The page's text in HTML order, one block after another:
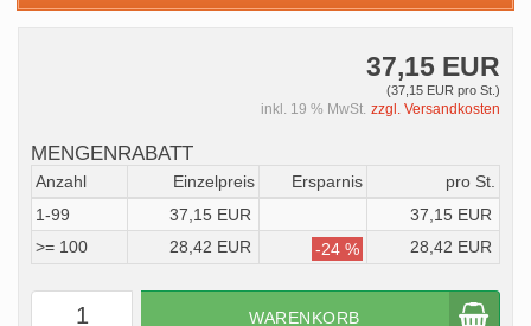
37,15 EUR
(37,15 EUR pro St.)
inkl. 19 % MwSt. zzgl. Versandkosten
MENGENRABATT
Anzahl Einzelpreis Ersparnis
pro St.
1-99
37,15 EUR
37,15 EUR
>= 100
28,42 EUR -24 % 28,42 EUR
WARENKORB